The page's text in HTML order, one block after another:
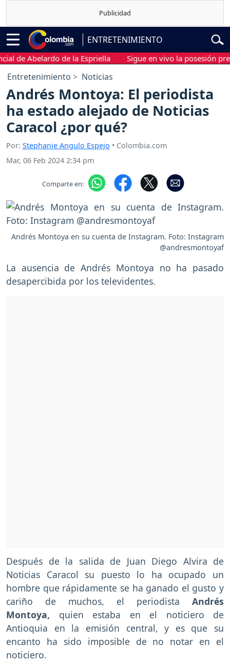
ENTRETENIMIENTO
Abelardo de la Espriella Sigue en vivo la posesión
Entretenimiento Noticias
Andrés Montoya: El periodista
ha estado alejado de Noticias
Caracol ¿por qué?
Por: Stephanie Angulo Espejo • Colombia.com
Mar, 06 Feb 2024 2:34 pm
Comparte en:
Andrés Montoya en su cuenta de Instagram. Foto: Instagram
@andresmontoyaf
La ausencia de Andrés Montoya no ha pasado
desapercibida por los televidentes.
Después de la salida de Juan Diego Alvira de
Noticias Caracol su puesto lo ha ocupado un
hombre que rápidamente se ha ganado el gusto y
cariño de muchos, el periodista Andrés
Montoya, quien estaba en el noticiero de
Antioquia en la emisión central, y es que su
encanto ha sido imposible de no notar en el
noticiero.